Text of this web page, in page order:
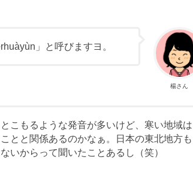
楊さん
」と呼びますヨ。
こもるような発音が多いけど、寒い地域は
とと関係あるのかなぁ。日本の東北地方も
いからって聞いたことあるし（笑）